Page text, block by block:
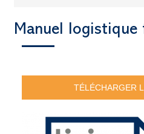
Manuel logistique
TÉLÉCHARGER